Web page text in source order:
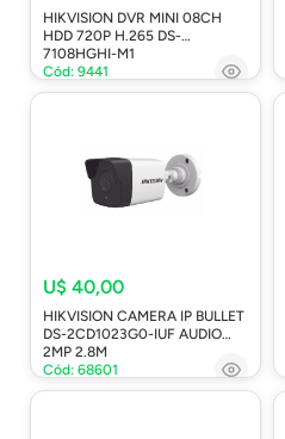
HIKVISION DVR MINI 08CH
HDD 720P H.265 DS-
7108HGHI-M1
Cód: 9441
U$ 40,00
HIKVISION CAMERA IP BULLET
DS-2CD1023G0-IUF AUDIO
2MP 2.8M
Cód: 68601